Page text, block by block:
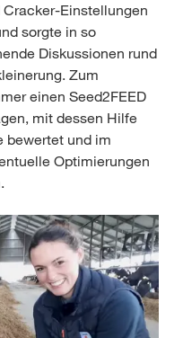
Einstellungen
sorgte in so
Diskussionen rund
Zum
einen Seed2FEED
mit dessen Hilfe
bewertet und im
Optimierungen